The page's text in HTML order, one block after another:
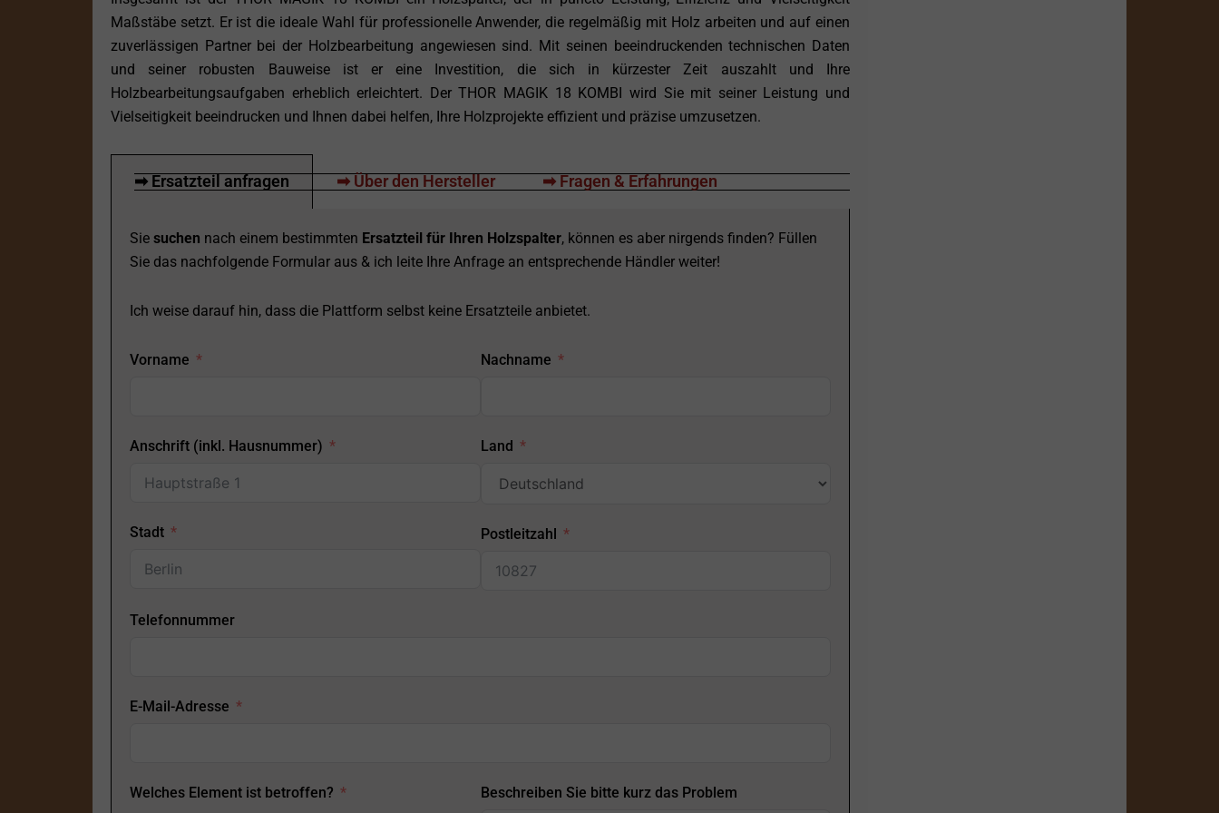
Maßstäbe setzt. Er ist die ideale Wahl für professionelle Anwender, die regelmäßig mit Holz arbeiten und auf einen
zuverlässigen Partner bei der Holzbearbeitung angewiesen sind. Mit seinen beeindruckenden technischen Daten
und seiner robusten Bauweise ist er eine Investition, die sich in kürzester Zeit auszahlt und Ihre
Holzbearbeitungsaufgaben erheblich erleichtert. Der THOR MAGIK 18 KOMBI wird Sie mit seiner Leistung und
Vielseitigkeit beeindrucken und Ihnen dabei helfen, Ihre Holzprojekte effizient und präzise umzusetzen.
➡ Ersatzteil anfragen ➡ Über den Hersteller ➡ Fragen & Erfahrungen
Sie suchen nach einem bestimmten Ersatzteil für Ihren Holzspalter, können es aber nirgends finden? Füllen
Sie das nachfolgende Formular aus & ich leite Ihre Anfrage an entsprechende Händler weiter!
Ich weise darauf hin, dass die Plattform selbst keine Ersatzteile anbietet.
Vorname Nachname
Anschrift (inkl. Hausnummer)
Stadt
Land
Postleitzahl
Telefonnummer
E-Mail-Adresse
Welches Element ist betroffen?
Beschreiben Sie bitte kurz das Problem